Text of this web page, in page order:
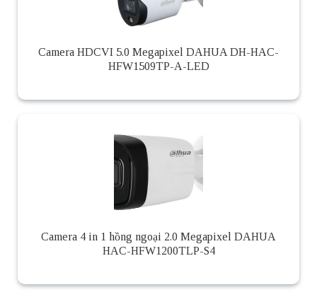
Camera HDCVI 5.0 Megapixel DAHUA DH-HAC-
HFW1509TP-A-LED
Camera 4 in 1 hồng ngoại 2.0 Megapixel DAHUA
HAC-HFW1200TLP-S4